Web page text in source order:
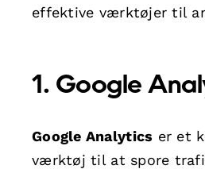
effektive værktøjer til
1. Google
Google Analytics er et
værktøj til at spore